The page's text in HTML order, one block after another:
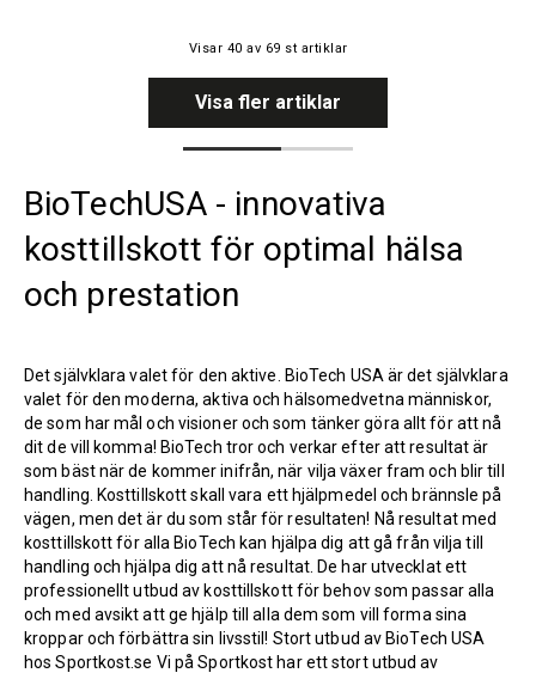
BioTechUSA - innovativa
kosttillskott för optimal hälsa
och prestation
Det självklara valet för den aktive. BioTech USA är det självklara
valet för den moderna, aktiva och hälsomedvetna människor,
de som har mål och visioner och som tänker göra allt för att nå
dit de vill komma! BioTech tror och verkar efter att resultat är
som bäst när de kommer inifrån, när vilja växer fram och blir till
handling. Kosttillskott skall vara ett hjälpmedel och brännsle på
vägen, men det är du som står för resultaten! Nå resultat med
kosttillskott för alla BioTech kan hjälpa dig att gå från vilja till
handling och hjälpa dig att nå resultat. De har utvecklat ett
professionellt utbud av kosttillskott för behov som passar alla
och med avsikt att ge hjälp till alla dem som vill forma sina
kroppar och förbättra sin livsstil! Stort utbud av BioTech USA
hos Sportkost.se Vi på Sportkost har ett stort utbud av
Visar 40 av 69 st artiklar
Visa fler artiklar